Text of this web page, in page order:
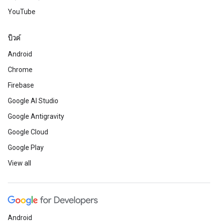
YouTube
บิวด์
Android
Chrome
Firebase
Google AI Studio
Google Antigravity
Google Cloud
Google Play
View all
Android